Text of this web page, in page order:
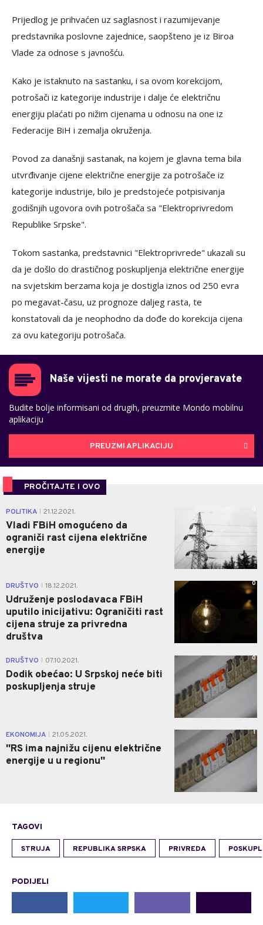
Prijedlog je prihvaćen uz saglasnost i razumijevanje
predstavnika poslovne zajednice, saopšteno je iz Biroa
Vlade za odnose s javnošću.
Kako je istaknuto na sastanku, i sa ovom korekcijom,
potrošači iz kategorije industrije i dalje će električnu
energiju plaćati po nižim cijenama u odnosu na one iz
Federacije BiH i zemalja okruženja.
Povod za današnji sastanak, na kojem je glavna tema bila
utvrđivanje cijene električne energije za potrošače iz
kategorije industrije, bilo je predstojeće potpisivanja
godišnjih ugovora ovih potrošača sa "Elektroprivredom
Republike Srpske".
Tokom sastanka, predstavnici "Elektroprivrede" ukazali su
da je došlo do drastičnog poskupljenja električne energije
na svjetskim berzama koja je dostigla iznos od 250 evra
po megavat-času, uz prognoze daljeg rasta, te
konstatovali da je neophodno da dođe do korekcija cijena
za ovu kategoriju potrošača.
Naše vijesti ne morate da provjeravate
Budite bolje informisani od drugih, preuzmite Mondo mobilnu
aplikaciju
PREUZMI APLIKACIJU
PROČITAJTE I OVO
POLITIKA 21.12.2021.
Vladi FBiH omogućeno da
ograniči rast cijena električne
energije
DRUŠTVO 18.12.2021.
Udruženje poslodavaca FBiH
uputilo inicijativu: Ograničiti rast
cijena struje za privredna
društva
0
DRUŠTVO 07.10.2021.
Dodik obećao: U Srpskoj neće biti
poskupljenja struje
0
EKONOMIJA 21.05.2021.
''RS ima najnižu cijenu električne
energije u u regionu''
1
TAGOVI
STRUJA REPUBLIKA SRPSKA PRIVREDA
PODIJELI